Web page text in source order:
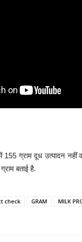
ग्राम दूध उत्पादन नहीं
बताई है.
check GRAM MILK